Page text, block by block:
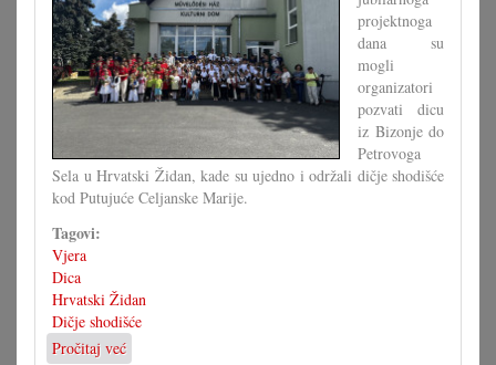
projektnoga
dana su
mogli
organizatori
pozvati dicu
iz Bizonje do
Petrovoga
Sela u Hrvatski Židan, kade su ujedno i održali dičje shodišće
kod Putujuće Celjanske Marije.
Tagovi:
Vjera
Dica
Hrvatski Židan
Dičje shodišće
Pročitaj već